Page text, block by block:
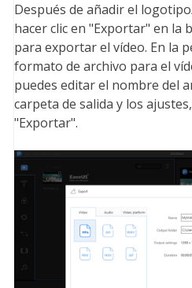
Después de añadir el
hacer clic en "Exportar" en la
para exportar el vídeo. En la
formato de archivo para el
puedes editar el nombre del
carpeta de salida y los
"Exportar".